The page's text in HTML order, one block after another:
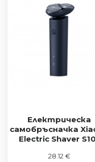
Електрическа
самобръсначка
Electric Shaver
28.12 €